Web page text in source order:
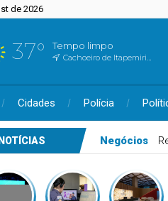
de 2026
37° Tempo limpo
Cachoeiro de Itapemirim, ES
Cidades Polícia
Negócios